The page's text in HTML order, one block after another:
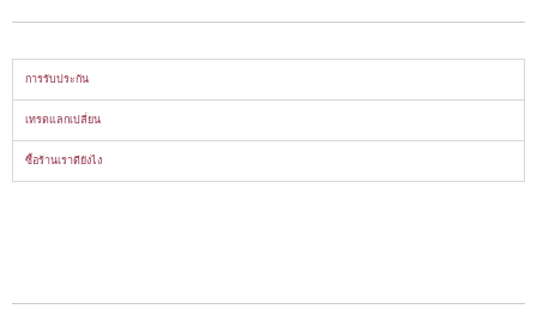
การรับประกัน
เทรดแลกเปลี่ยน
ซื้อร้านเราดียังไง